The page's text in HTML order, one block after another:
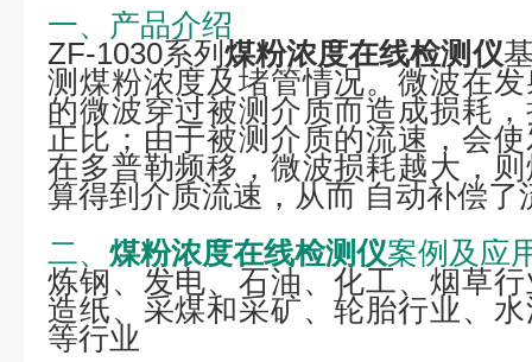
一、产品介绍
ZF-1030系列煤粉浓度在线检测仪
测煤粉浓度及堵管情况。微波在
的微波穿过被测介质而造成损耗
正比；由于被测介质的流速，会
在多普勒频移，微波损耗越大，
算得到介质流速，从而 自动补偿了
二、 煤粉浓度在线检测仪案例及应
炼钢、发电、石油、化工、烟草
造纸、采煤和采矿、轮胎行业、
等行业